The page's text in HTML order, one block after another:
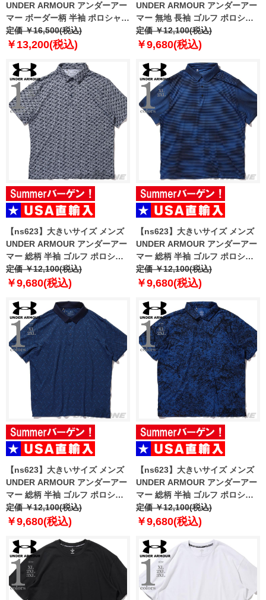
UNDER ARMOUR アンダーアー
マー ボーダー柄 半袖 ポロシャツ
USA直輸入 6010980-410
定価 ￥16,500(税込)
￥13,200(税込)
UNDER ARMOUR アンダーアー
マー 無地 長袖 ゴルフ ポロシャ
ツ USA直輸入 um0931-000
定価 ￥12,100(税込)
￥9,680(税込)
【ns623】大きいサイズ メンズ
UNDER ARMOUR アンダーアー
マー 総柄 半袖 ゴルフ ポロシャ
ツ USA直輸入 um0988-190
定価 ￥12,100(税込)
￥9,680(税込)
【ns623】大きいサイズ メンズ
UNDER ARMOUR アンダーアー
マー 総柄 半袖 ゴルフ ポロシャ
ツ USA直輸入 um0993-1139
定価 ￥12,100(税込)
￥9,680(税込)
【ns623】大きいサイズ メンズ
UNDER ARMOUR アンダーアー
マー 総柄 半袖 ゴルフ ポロシャ
ツ USA直輸入 um0994-190
定価 ￥12,100(税込)
￥9,680(税込)
【ns623】大きいサイズ メンズ
UNDER ARMOUR アンダーアー
マー 総柄 半袖 ゴルフ ポロシャ
ツ USA直輸入 um0997-1139
定価 ￥12,100(税込)
￥9,680(税込)